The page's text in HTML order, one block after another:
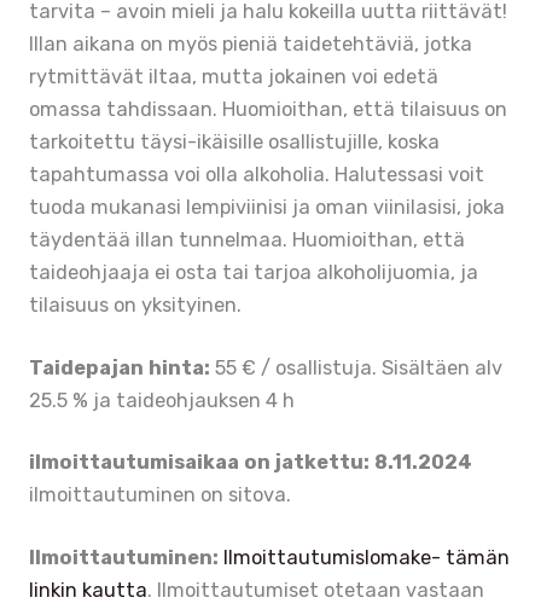
tarvita – avoin mieli ja halu kokeilla uutta riittävät!
Illan aikana on myös pieniä taidetehtäviä, jotka
rytmittävät iltaa, mutta jokainen voi edetä
omassa tahdissaan. Huomioithan, että tilaisuus on
tarkoitettu täysi-ikäisille osallistujille, koska
tapahtumassa voi olla alkoholia. Halutessasi voit
tuoda mukanasi lempiviinisi ja oman viinilasisi, joka
täydentää illan tunnelmaa. Huomioithan, että
taideohjaaja ei osta tai tarjoa alkoholijuomia, ja
tilaisuus on yksityinen.
Taidepajan hinta: 55 € / osallistuja. Sisältäen alv
25.5 % ja taideohjauksen 4 h
ilmoittautumisaikaa on jatkettu: 8.11.2024
ilmoittautuminen on sitova.
Ilmoittautuminen: Ilmoittautumislomake- tämän
linkin kautta. Ilmoittautumiset otetaan vastaan